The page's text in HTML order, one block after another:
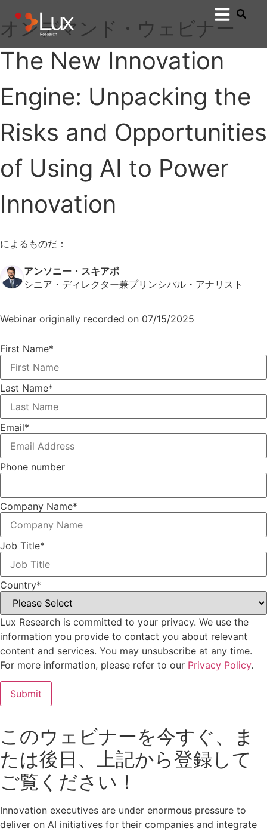
オンデマンド・ウェビナー
The New Innovation
Engine: Unpacking the
Risks and Opportunities
of Using AI to Power
Innovation
によるものだ：
アンソニー・スキアボ
シニア・ディレクター兼プリンシパル・アナリスト
Webinar originally recorded on 07/15/2025
First Name*
Last Name*
Email*
Phone number
Company Name*
Job Title*
Country*
Lux Research is committed to your privacy. We use the
information you provide to contact you about relevant
content and services. You may unsubscribe at any time.
For more information, please refer to our Privacy Policy.
このウェビナーを今すぐ、ま
たは後日、上記から登録して
ご覧ください！
Innovation executives are under enormous pressure to
deliver on AI initiatives for their companies and integrate